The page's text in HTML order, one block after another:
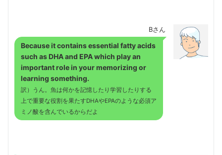
Bさん
Because it contains essential fatty acids
such as DHA and EPA which play an
important role in your memorizing or
learning something.
訳）
うん。魚は何かを記憶したり学習したりする
上で重要な役割を果たすDHAやEPAのような必須ア
ミノ酸を含んでいるからだよ